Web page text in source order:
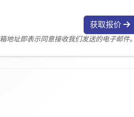
获取报价
地址即表示同意接收我们发送的电子邮件。